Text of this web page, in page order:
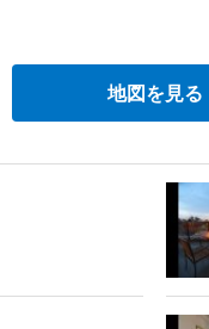
地図を見る